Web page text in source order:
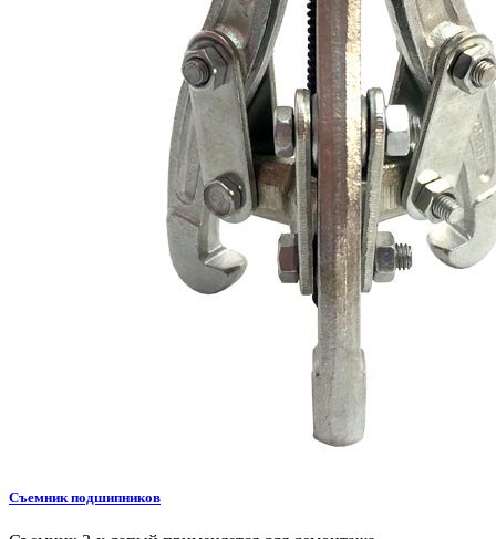
Съемник подшипников